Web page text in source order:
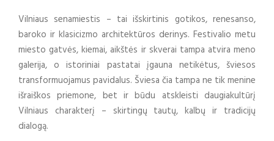
Vilniaus senamiestis – tai išskirtinis gotikos, renesanso,
baroko ir klasicizmo architektūros derinys. Festivalio metu
miesto gatvės, kiemai, aikštės ir skverai tampa atvira meno
galerija, o istoriniai pastatai įgauna netikėtus, šviesos
transformuojamus pavidalus. Šviesa čia tampa ne tik menine
išraiškos priemone, bet ir būdu atskleisti daugiakultūrį
Vilniaus charakterį – skirtingų tautų, kalbų ir tradicijų
dialogą.